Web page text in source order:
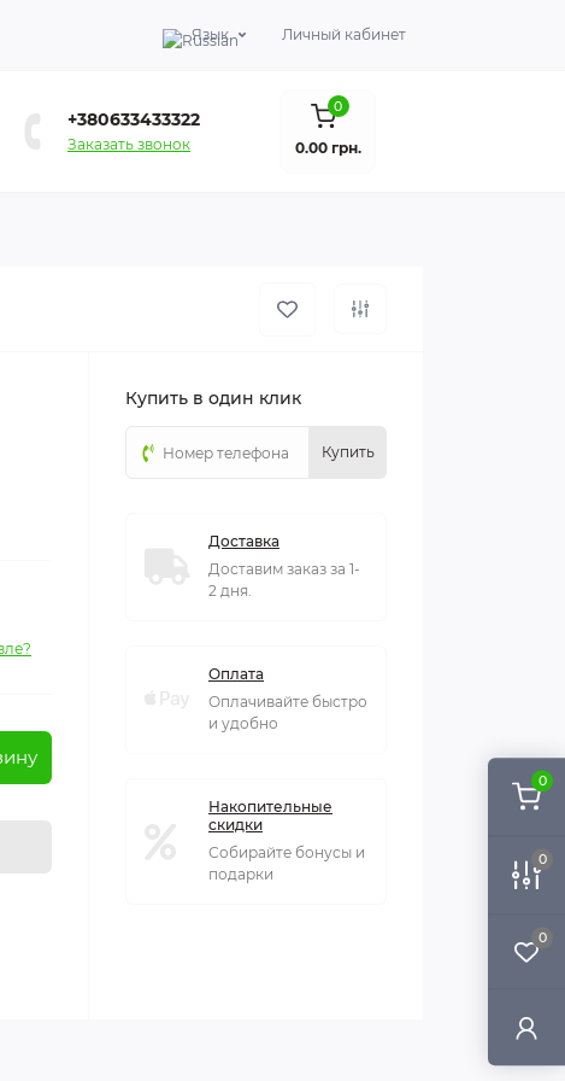
0
0
0
Язык Личный кабинет
+380633433322
Заказать звонок
0
0.00 грн.
Купить в один клик
Купить
Доставка
Доставим заказ за 1-
2 дня.
Оплата
Оплачивайте быстро
и удобно
Накопительные
скидки
Собирайте бонусы и
подарки